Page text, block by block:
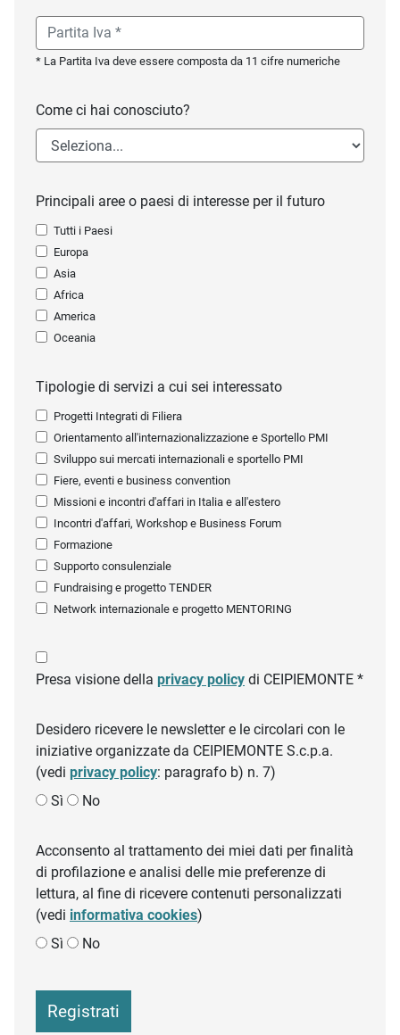
* La Partita Iva deve essere composta da 11 cifre numeriche
Come ci hai conosciuto?
Principali aree o paesi di interesse per il futuro
Tutti i Paesi
Europa
Asia
Africa
America
Oceania
Tipologie di servizi a cui sei interessato
Progetti Integrati di Filiera
Orientamento all'internazionalizzazione e Sportello PMI
Sviluppo sui mercati internazionali e sportello PMI
Fiere, eventi e business convention
Missioni e incontri d'affari in Italia e all'estero
Incontri d'affari, Workshop e Business Forum
Formazione
Supporto consulenziale
Fundraising e progetto TENDER
Network internazionale e progetto MENTORING
Presa visione della privacy policy di CEIPIEMONTE *
Desidero ricevere le newsletter e le circolari con le
iniziative organizzate da CEIPIEMONTE S.c.p.a.
(vedi privacy policy: paragrafo b) n. 7)
Sì
No
Acconsento al trattamento dei miei dati per finalità
di profilazione e analisi delle mie preferenze di
lettura, al fine di ricevere contenuti personalizzati
(vedi informativa cookies)
Sì
No
Registrati